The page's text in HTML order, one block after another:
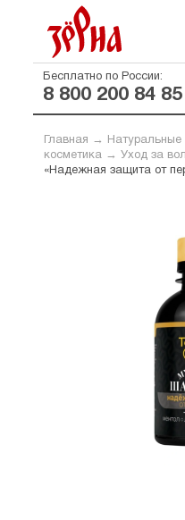
Бесплатно по России:
8 800 200 84 85
Главная → Натуральные
косметика→ Уход за
«Надежная защита от